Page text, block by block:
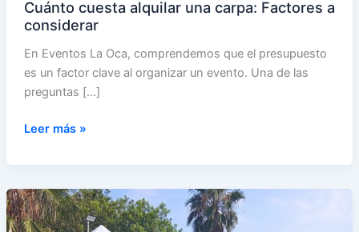
Cuánto cuesta alquilar una carpa: Factores a
considerar
En Eventos La Oca, comprendemos que el presupuesto
es un factor clave al organizar un evento. Una de las
preguntas […]
Cuánto
una
carpa:
Factores
Leer más »